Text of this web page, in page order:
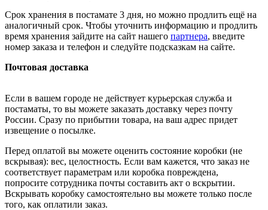
Срок хранения в постамате 3 дня, но можно продлить ещё на
аналогичный срок. Чтобы уточнить информацию и продлить
время хранения зайдите на сайт нашего партнера, введите
номер заказа и телефон и следуйте подсказкам на сайте.
Почтовая доставка
Если в вашем городе не действует курьерская служба и
постаматы, то вы можете заказать доставку через почту
России. Сразу по прибытии товара, на ваш адрес придет
извещение о посылке.
Перед оплатой вы можете оценить состояние коробки (не
вскрывая): вес, целостность. Если вам кажется, что заказ не
соответствует параметрам или коробка повреждена,
попросите сотрудника почты составить акт о вскрытии.
Вскрывать коробку самостоятельно вы можете только после
того, как оплатили заказ.